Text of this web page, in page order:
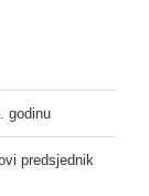
godinu
predsjednik